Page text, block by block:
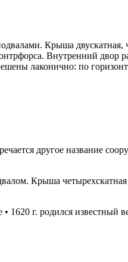
Крыша
Внутренний
лаконично: по
другое название
Крыша
г. родился известный